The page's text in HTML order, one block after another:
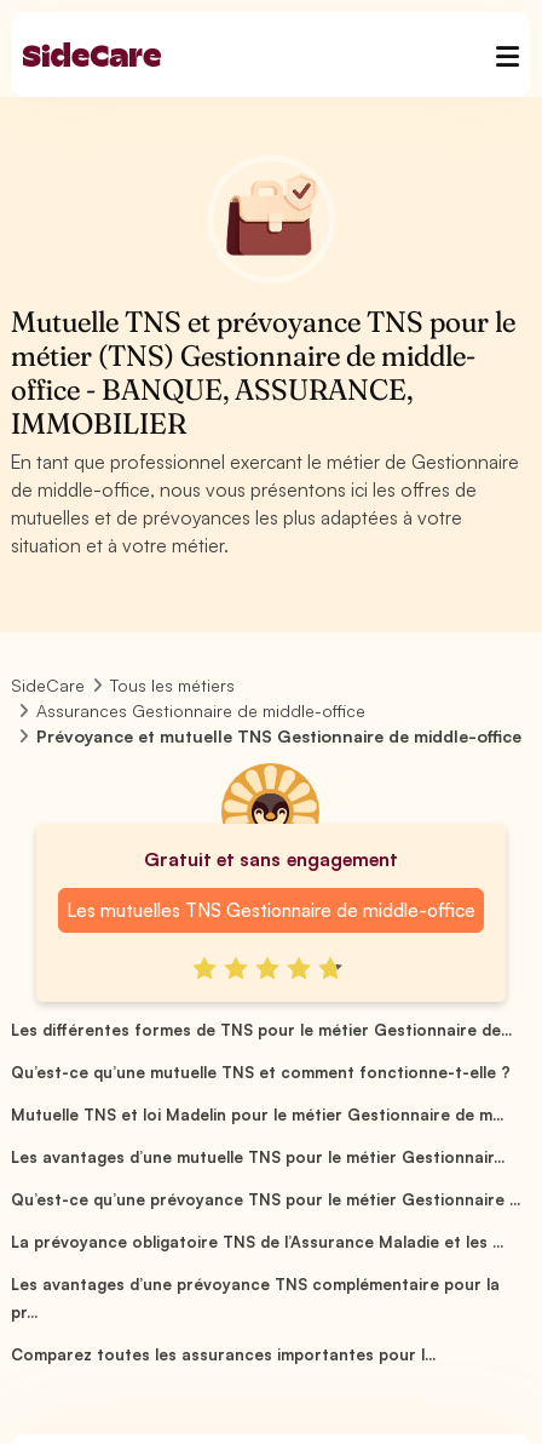
Mutuelle TNS et prévoyance TNS pour le
métier (TNS) Gestionnaire de middle-
office - BANQUE, ASSURANCE,
IMMOBILIER
En tant que professionnel exercant le métier de Gestionnaire
de middle-office, nous vous présentons ici les offres de
mutuelles et de prévoyances les plus adaptées à votre
situation et à votre métier.
SideCare
Tous les métiers
Assurances Gestionnaire de middle-office
Prévoyance et mutuelle TNS Gestionnaire de middle-office
Gratuit et sans engagement
Les mutuelles TNS Gestionnaire de middle-office
Les différentes formes de TNS pour le métier Gestionnaire de...
Qu’est-ce qu’une mutuelle TNS et comment fonctionne-t-elle ?
Mutuelle TNS et loi Madelin pour le métier Gestionnaire de m...
Les avantages d’une mutuelle TNS pour le métier Gestionnair...
Qu’est-ce qu’une prévoyance TNS pour le métier Gestionnaire ...
La prévoyance obligatoire TNS de l’Assurance Maladie et les ...
Les avantages d’une prévoyance TNS complémentaire pour la
pr...
Comparez toutes les assurances importantes pour l...